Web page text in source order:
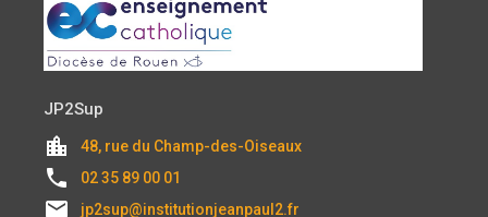
JP2Sup
location_city 48, rue du Champ-des-Oiseaux
local_phone 02 35 89 00 01
email jp2sup@institutionjeanpaul2.fr